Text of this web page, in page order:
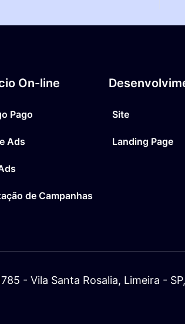
On-line
Pago
Ads
de Campanhas
Site
Landing Page
- Vila Santa Rosalia, Limeira -